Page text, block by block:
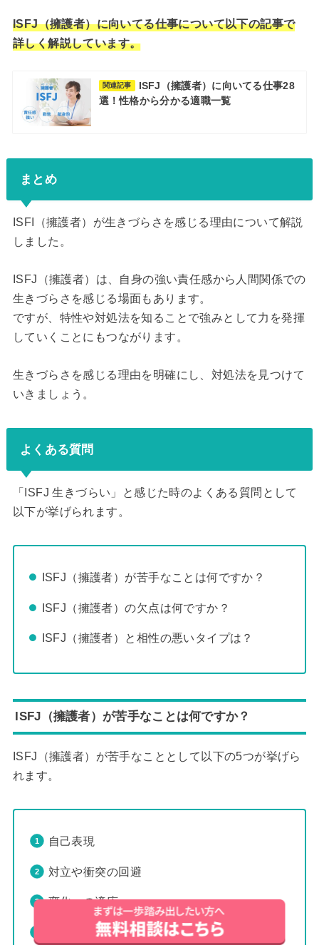
ISFJ（擁護者）に向いてる仕事について以下の記事で
詳しく解説しています。
関連記事
ISFJ（擁護者）に向いてる仕事28
選！性格から分かる適職一覧
まとめ
ISFI（擁護者）が生きづらさを感じる理由について解説
しました。
ISFJ（擁護者）は、自身の強い責任感から人間関係での
生きづらさを感じる場面もあります。
ですが、特性や対処法を知ることで強みとして力を発揮
していくことにもつながります。
生きづらさを感じる理由を明確にし、対処法を見つけて
いきましょう。
よくある質問
「ISFJ 生きづらい」と感じた時のよくある質問として
以下が挙げられます。
ISFJ（擁護者）が苦手なことは何ですか？
ISFJ（擁護者）の欠点は何ですか？
ISFJ（擁護者）と相性の悪いタイプは？
ISFJ（擁護者）が苦手なことは何ですか？
ISFJ（擁護者）が苦手なこととして以下の5つが挙げら
れます。
自己表現
対立や衝突の回避
変化への適応
完璧主義の克服